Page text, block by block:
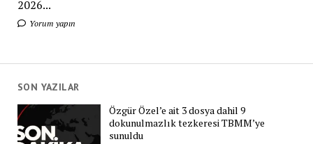
2026...
Yorum yapın
SON YAZILAR
Özgür Özel’e ait 3 dosya dahil 9
dokunulmazlık tezkeresi TBMM’ye
sunuldu